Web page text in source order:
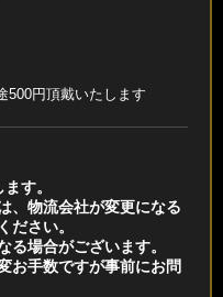
500円頂戴いたします
す。
、物流会社が変更になる
ださい。
る場合がございます。
お手数ですが事前にお問